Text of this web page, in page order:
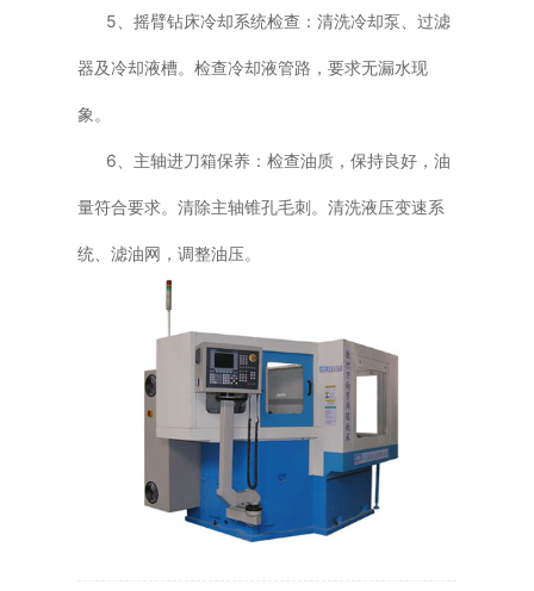
5、摇臂钻床冷却系统检查：清洗冷却泵、过滤
器及冷却液槽。检查冷却液管路，要求无漏水现
象。
6、主轴进刀箱保养：检查油质，保持良好，油
量符合要求。清除主轴锥孔毛刺。清洗液压变速系
统、滤油网，调整油压。